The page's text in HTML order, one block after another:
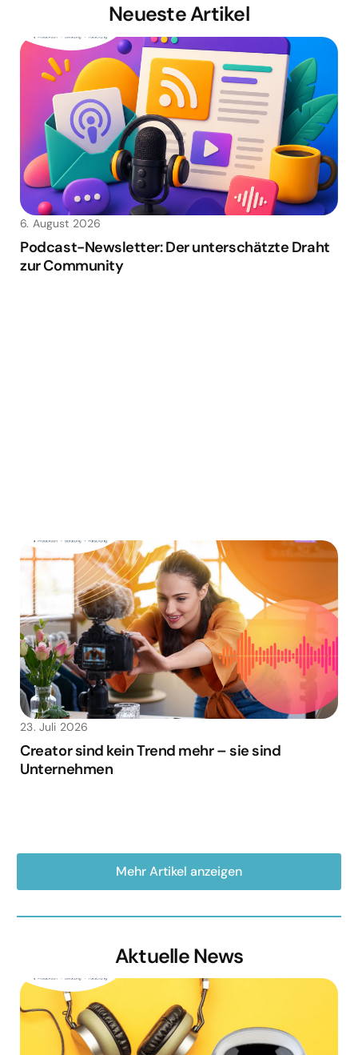
Neueste Artikel
Podcast-Newsletter: Der unterschätzte Draht
zur Community
6. August 2026
Creator sind kein Trend mehr – sie sind
Unternehmen
23. Juli 2026
Mehr Artikel anzeigen
Aktuelle News